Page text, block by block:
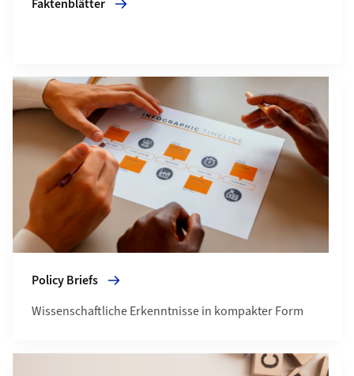
Faktenblätter
Policy Briefs
Mehr zu Policy Briefs
Wissenschaftliche Erkenntnisse in kompakter Form